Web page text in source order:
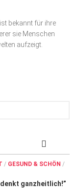
bekannt für ihre
sie Menschen
aufzeigt.
/ GESUND & SCHÖN /
ganzheitlich!”